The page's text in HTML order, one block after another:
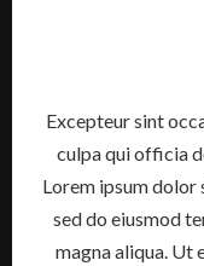
Excepteur sint
culpa qui officia
Lorem ipsum
sed do eiusmod
magna aliqua. Ut